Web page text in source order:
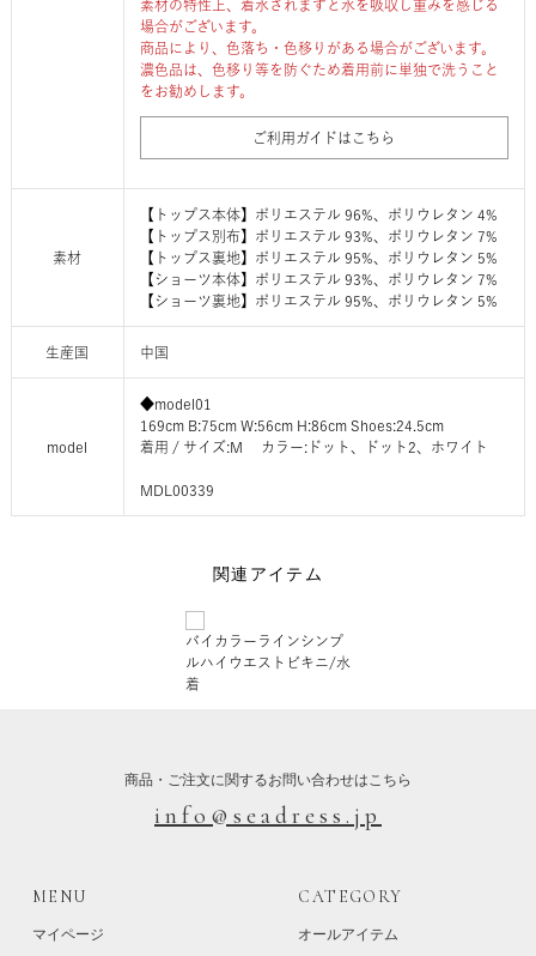
素材の特性上、着水されますと水を吸収し重みを感じる
場合がございます。
商品により、色落ち・色移りがある場合がございます。
濃色品は、色移り等を防ぐため着用前に単独で洗うこと
をお勧めします。
ご利用ガイドはこちら
素材
【トップス本体】ポリエステル 96%、ポリウレタン 4%
【トップス別布】ポリエステル 93%、ポリウレタン 7%
【トップス裏地】ポリエステル 95%、ポリウレタン 5%
【ショーツ本体】ポリエステル 93%、ポリウレタン 7%
【ショーツ裏地】ポリエステル 95%、ポリウレタン 5%
生産国 中国
model
◆model01
169cm B:75cm W:56cm H:86cm Shoes:24.5cm
着用 / サイズ:M カラー:ドット、ドット2、ホワイト
MDL00339
関連アイテム
バイカラーラインシンプ
ルハイウエストビキニ/水
着
商品・ご注文に関するお問い合わせはこちら
info@seadress.jp
MENU
マイページ
CATEGORY
オールアイテム